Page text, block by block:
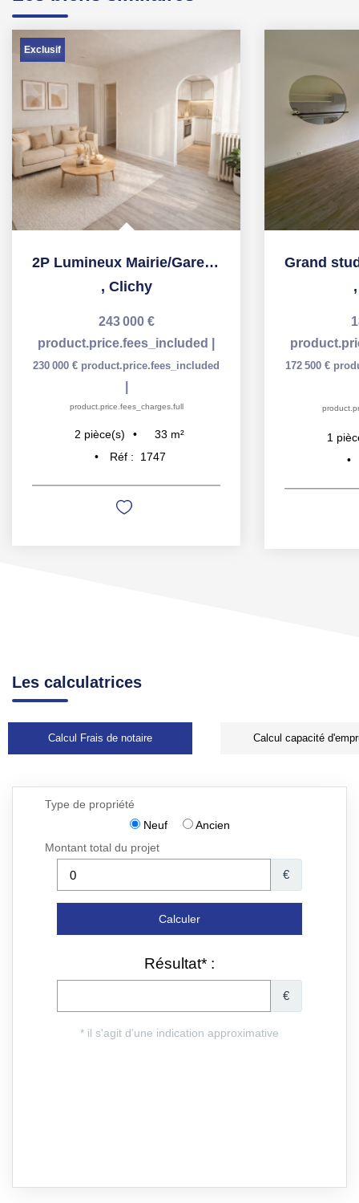
Exclusif
2P Lumineux Mairie/Gare Clichy Levallois
, Clichy
243 000 €
product.price.fees_included
230 000 € product.price.fees_included
product.price.fees_charges.full
2 pièce(s) 33 m²
Réf :
1747
172 500 €
1
Les calculatrices
Calcul Frais de notaire Calcul capacité